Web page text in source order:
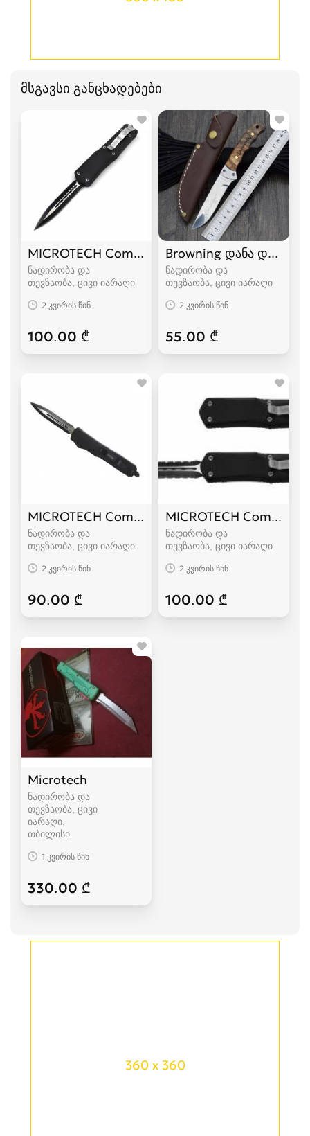
მსგავსი განცხადებები
MICROTECH Combat Troodon დანა დანები
ნადირობა და
თევზაობა, ცივი იარაღი
2 კვირის წინ
100.00 ₾
Browning დანა დანები
ნადირობა და
თევზაობა, ცივი იარაღი
2 კვირის წინ
55.00 ₾
MICROTECH Combat Troodon
ნადირობა და
თევზაობა, ცივი იარაღი
2 კვირის წინ
90.00 ₾
MICROTECH Combat
ნადირობა და
თევზაობა, ცივი იარაღი
2 კვირის წინ
100.00 ₾
Microtech
ნადირობა და
თევზაობა, ცივი
იარაღი
თბილისი
1 კვირის წინ
330.00 ₾
360 x 360